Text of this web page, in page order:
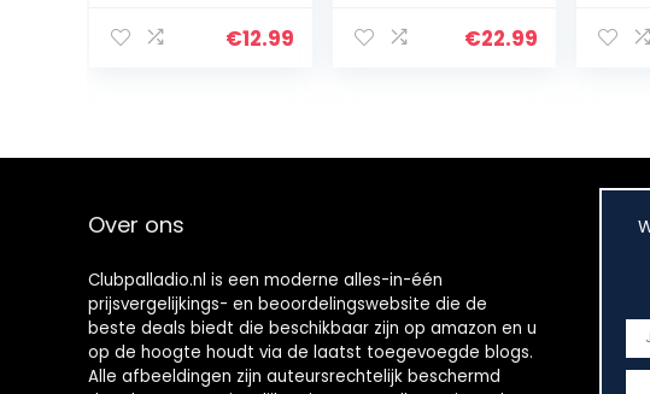
met 36 stickers,
€12.99
Cadeautjes
es of…
€22.99
Over ons
Clubpalladio.nl is een moderne alles-in-één
prijsvergelijkings- en beoordelingswebsite die de
beste deals biedt die beschikbaar zijn op amazon en u
op de hoogte houdt via de laatst toegevoegde blogs.
Alle afbeeldingen zijn auteursrechtelijk beschermd